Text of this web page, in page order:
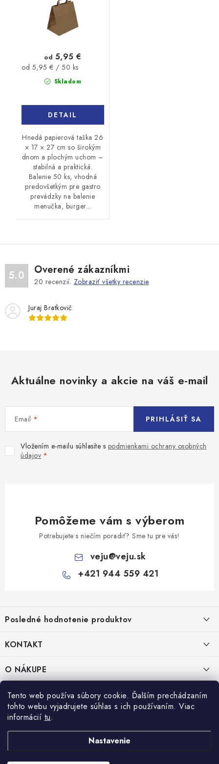
Tento web používa súbory cookie. Ďalším prechádzaním
tohto webu vyjadrujete súhlas s ich používaním. Viac
informácií tu.
Nastavenie
Skladom
od 5,95 €
Jednotková
od 5,95 € / 50 ks
DETAIL
Hnedá papierová taška 26
× 17 × 27 cm so širokým
dnom a plochým uchom –
stabilná a praktická.
Balenie 50 ks, vhodná
predovšetkým pre gastro
prevádzky na balenie
menučka, burger...
5.0 Overené zákazníkmi
20 recenzií. Zobraziť všetky recenzie
Juraj Bratkovič
Aktuálne novinky a akcie na váš e-mail
Email
Vložením e-mailu súhlasíte s podmienkami ochrany osobných
údajov
PRIHLÁSIŤ SA
Pomôžeme vám s výberom
Potrebujete s niečím poradiť? Sme tu pre vás!
veju@veju.sk
+421 944 559 421
p
ä
e
Posledné hodnotenie produktov
KONTAKT
VEJU s.r.o.
Janka Kráľa 1059/82
Nitra 94901
IČO: 54577161
IČ DPH: SK2121721426
+421 944 559 421
MAIL:veju@veju.sk
O NÁKUPE
Kontakty
PRÁVNE INFORMÁCIE
Obchodné podmienky
Ochrana osobných údajov
Odstúpenie od zmluvy